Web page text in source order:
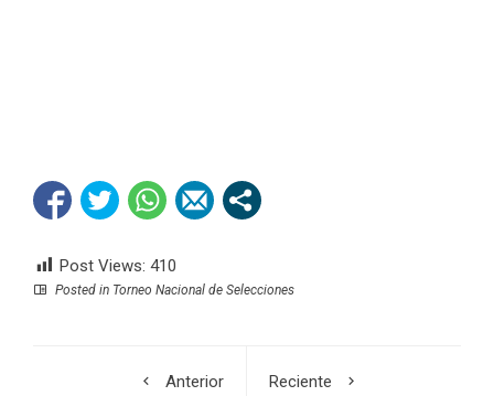
Post Views: 410
Posted in Torneo Nacional de Selecciones
Anterior
Reciente